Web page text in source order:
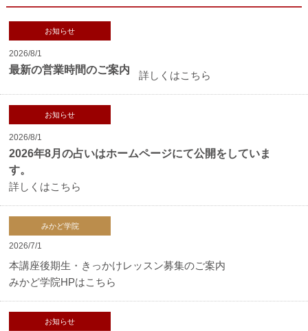
お知らせ
2026/8/1
最新の営業時間のご案内 詳しくはこちら
お知らせ
2026/8/1
2026年8月の占いはホームページにて公開をしていま
す。
詳しくはこちら
みかど学院
2026/7/1
本講座後期生・きっかけレッスン募集のご案内
みかど学院HPはこちら
お知らせ